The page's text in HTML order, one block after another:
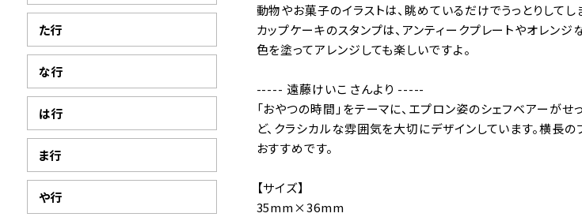
た行
な行
は行
ま行
や行
動物やお菓子のイラストは、眺めているだけでうっとりしてし
カップケーキのスタンプは、アンティークプレートやオレン
色を塗ってアレンジしても楽しいですよ。
----- 遠藤けいこ さんより -----
「おやつの時間」をテーマに、エプロン姿のシェフベアーが
ど、クラシカルな雰囲気を大切にデザインしています。横長
おすすめです。
【サイズ】
35mm×36mm